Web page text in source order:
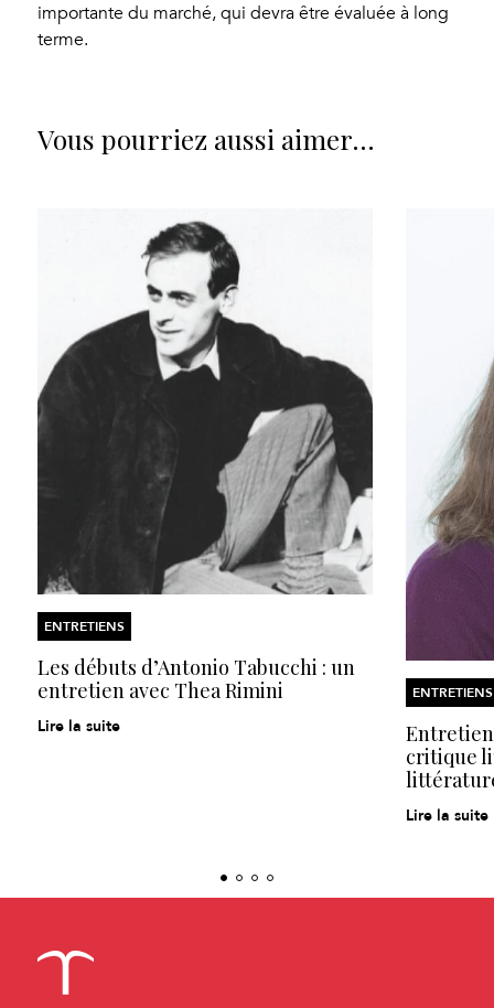
importante du marché, qui devra être évaluée à long
terme.
Vous pourriez aussi aimer…
ENTRETIENS
Les débuts d’Antonio Tabucchi : un
entretien avec Thea Rimini
Lire la suite
ENTRETIENS
Entretien
critique
Lire la suite